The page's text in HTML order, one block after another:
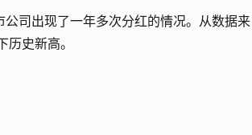
司出现了一年多次分红的情况。从数据来
史新高。